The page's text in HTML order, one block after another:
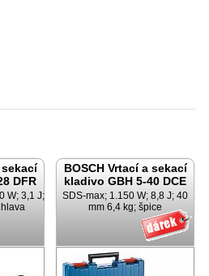
sekací
DFR
W; 3,1 J;
BOSCH Vrtací a sekací
kladivo GBH 5-40 DCE
SDS-max; 1.150 W; 8,8 J; 40
mm 6,4 kg; špice